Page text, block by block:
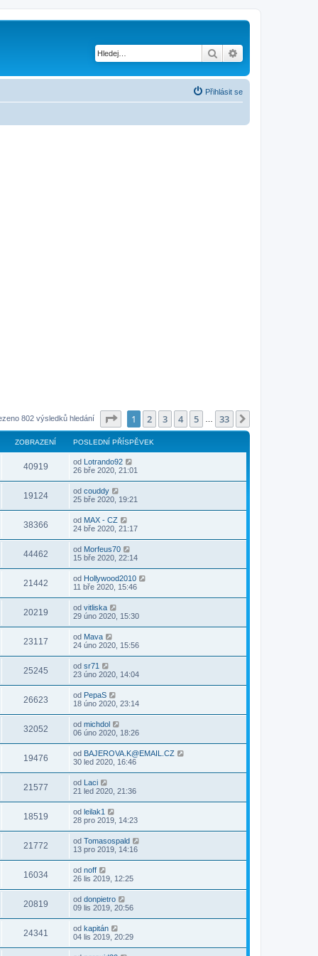
Hledat
Přihlásit se
802 výsledků hledání Stránka z
1 2 3 4 5 33
ZOBRAZENÍ POSLEDNÍ PŘÍSPĚVEK
40919 od Lotrando92
26 bře 2020, 21:01
19124 od couddy
25 bře 2020, 19:21
38366 od MAX - CZ
24 bře 2020, 21:17
44462 od Morfeus70
15 bře 2020, 22:14
21442 od Hollywood2010
11 bře 2020, 15:46
20219 od vitliska
29 úno 2020, 15:30
23117 od Mava
24 úno 2020, 15:56
25245 od sr71
23 úno 2020, 14:04
26623 od PepaS
18 úno 2020, 23:14
32052 od michdol
06 úno 2020, 18:26
19476 od BAJEROVA.K@EMAIL.CZ
30 led 2020, 16:46
21577 od Laci
21 led 2020, 21:36
18519 od leilak1
28 pro 2019, 14:23
21772 od Tomasospald
13 pro 2019, 14:16
16034 od noff
26 lis 2019, 12:25
20819 od donpietro
09 lis 2019, 20:56
24341 od kapitán
04 lis 2019, 20:29